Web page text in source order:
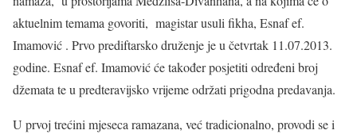
aktuelnim temama govoriti, magistar usuli fikha, Esnaf ef.
Imamović . Prvo prediftarsko druženje je u četvrtak 11.07.2013.
godine. Esnaf ef. Imamović će također posjetiti određeni broj
džemata te u predteravijsko vrijeme održati prigodna predavanja.
U prvoj trećini mjeseca ramazana, već tradicionalno, provodi se i